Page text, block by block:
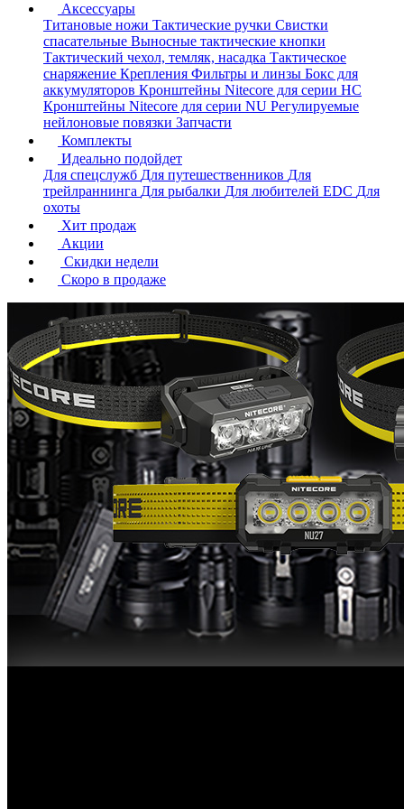
Аксессуары
Титановые ножи Тактические ручки Свистки
спасательные Выносные тактические кнопки
Тактический чехол, темляк, насадка Тактическое
снаряжение Крепления Фильтры и линзы Бокс для
аккумуляторов Кронштейны Nitecore для серии HС
Кронштейны Nitecore для серии NU Регулируемые
нейлоновые повязки Запчасти
Комплекты
Идеально подойдет
Для спецслужб Для путешественников Для
трейлраннинга Для рыбалки Для любителей EDC Для
охоты
Хит продаж
Акции
Скидки недели
Скоро в продаже